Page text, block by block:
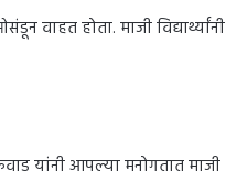
वाहत होता. माजी विद्यार्थ्यांनी
यांनी आपल्या मनोगतात माजी